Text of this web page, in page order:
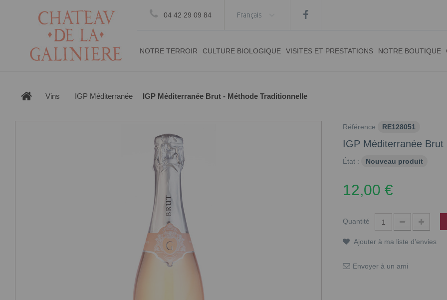
04 42 29 09 84 Français
NOTRE TERROIR CULTURE BIOLOGIQUE VISITES ET PRESTATIONS NOTRE BOUTIQUE
Vins IGP Méditerranée IGP Méditerranée Brut - Méthode Traditionnelle
Référence RE128051
IGP Méditerranée
État : Nouveau produit
12,00 €
Quantité
Ajouter à ma liste d'envies
Envoyer à un ami